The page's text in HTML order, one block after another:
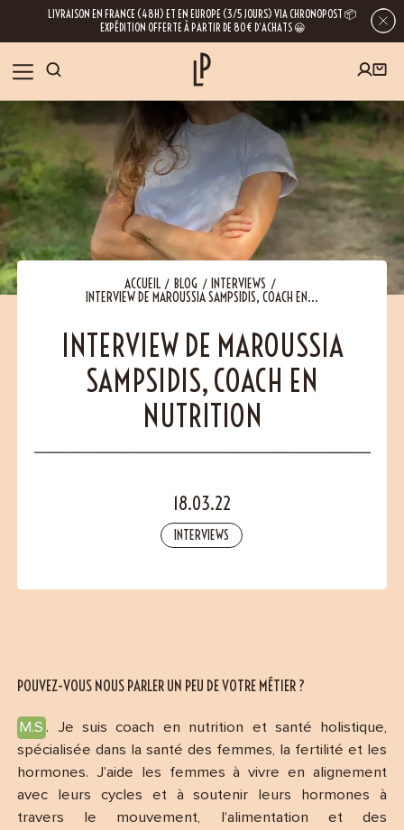
LIVRAISON EN FRANCE (48H) ET EN EUROPE (3/5 JOURS) VIA CHRONOPOST 📦
EXPÉDITION OFFERTE À PARTIR DE 80€ D’ACHATS 😀
NOS ÉPICES
RECETTES
BLOG
À PROPOS
NOUS RENDRE VISITE
Contact
ACCUEIL BLOG INTERVIEWS
INTERVIEW DE MAROUSSIA SAMPSIDIS, COACH EN...
INTERVIEW DE MAROUSSIA
SAMPSIDIS, COACH EN
NUTRITION
18.03.22
INTERVIEWS
POUVEZ-VOUS NOUS PARLER UN PEU DE VOTRE MÉTIER ?
M.S . Je suis coach en nutrition et santé holistique,
spécialisée dans la santé des femmes, la fertilité et les
hormones. J’aide les femmes à vivre en alignement
avec leurs cycles et à soutenir leurs hormones à
travers le mouvement, l’alimentation et des
INSCRIVEZ-VOUS À LA NEWSLETTER
En laissant votre e-mail, vous obtenez l’accès à nos newsletters riches en
conseils, inspirations et informations sur nos dernières nouveautés. Bien sûr, se